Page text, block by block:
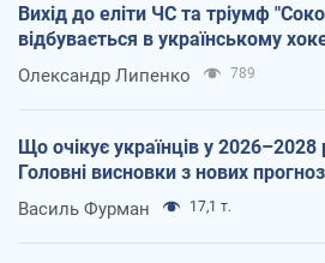
Вихід до еліти ЧС та тріумф
відбувається в українському
Олександр Липенко 789
Що очікує українців у 2026–2028
Головні висновки з нових
Василь Фурман 17,1 т.